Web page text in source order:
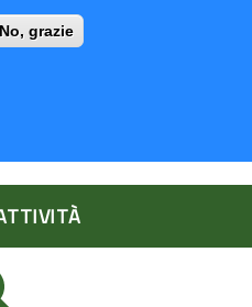
No, grazie